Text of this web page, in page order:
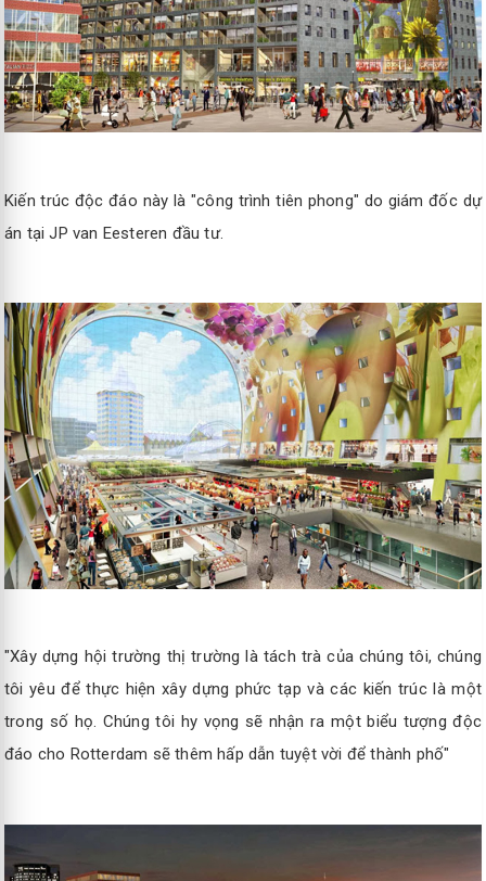
Kiến trúc độc đáo này là "công trình tiên phong" do giám đốc dự
án tại JP van Eesteren đầu tư.
"Xây dựng hội trường thị trường là tách trà của chúng tôi, chúng
tôi yêu để thực hiện xây dựng phức tạp và các kiến ​​trúc là một
trong số họ. Chúng tôi hy vọng sẽ nhận ra một biểu tượng độc
đáo cho Rotterdam sẽ thêm hấp dẫn tuyệt vời để thành phố"